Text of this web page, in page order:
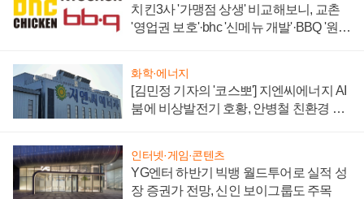
치킨3사 '가맹점 상생' 비교해보니, 교촌
'영업권 보호'·bhc '신메뉴 개발'·BBQ '원가
화학·에너지
[김민정 기자의 '코스뽀'] 지엔씨에너지 AI
붐에 비상발전기 호황, 안병철 친환경 에
인터넷·게임·콘텐츠
YG엔터 하반기 빅뱅 월드투어로 실적 성
장 증권가 전망, 신인 보이그룹도 주목